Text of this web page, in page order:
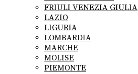
FRIULI VENEZIA GIULIA
LAZIO
LIGURIA
LOMBARDIA
MARCHE
MOLISE
PIEMONTE